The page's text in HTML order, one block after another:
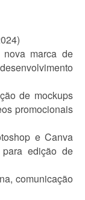
marca de
de mockups
promocionais
e Canva
edição de
comunicação